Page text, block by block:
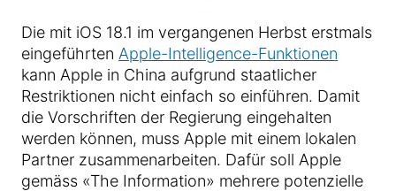
Die mit iOS 18.1 im vergangenen Herbst erstmals
eingeführten Apple-Intelligence-Funktionen
kann Apple in China aufgrund staatlicher
Restriktionen nicht einfach so einführen. Damit
die Vorschriften der Regierung eingehalten
werden können, muss Apple mit einem lokalen
Partner zusammenarbeiten. Dafür soll Apple
gemäss «The Information» mehrere potenzielle